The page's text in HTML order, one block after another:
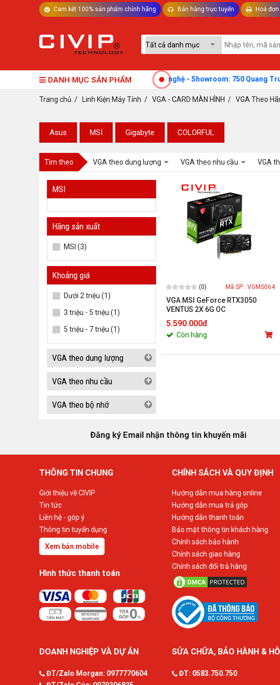
Cam kết 100% sản phẩm chính hãng Bán hàng trực tuyến Hoá
DANH MỤC SẢN PHẨM
- Thế giới Máy tính và Thiết bị Công nghệ - Showroom: 750 Quang
Trang chủ / Linh Kiện Máy Tính / VGA - CARD MÀN HÌNH / VGA Theo
Asus MSI Gigabyte COLORFUL
Tìm theo VGA theo dung lượng VGA theo nhu cầu VGA
(0) Mã SP : VGMS064
VGA MSI GeForce RTX3050
VENTUS 2X 6G OC
5.590.000đ
Còn hàng
MSI
Hãng sản xuất
MSI (3)
Khoảng giá
Dưới 2 triệu (1)
3 triệu - 5 triệu (1)
5 triệu - 7 triệu (1)
VGA theo dung lượng +
VGA theo nhu cầu +
VGA theo bộ nhớ +
Đăng ký Email nhận thông tin khuyến mãi
THÔNG TIN CHUNG
Giới thiệu về CIVIP
Tin tức
Liên hệ - góp ý
Thông tin tuyển dụng
Xem bản mobile
Hình thức thanh toán
CHÍNH SÁCH VÀ QUY ĐỊNH
Hướng dẫn mua hàng online
Hướng dẫn mua trả góp
Hướng dẫn thanh toán
Bảo mật thông tin khách hàng
Chính sách bảo hành
Chính sách giao hàng
Chính sách đổi trả hàng
DOANH NGHIỆP VÀ DỰ ÁN
ĐT/Zalo Morgan: 0977770604
SỬA CHỮA, BẢO HÀNH &
ĐT: 0583.750.750